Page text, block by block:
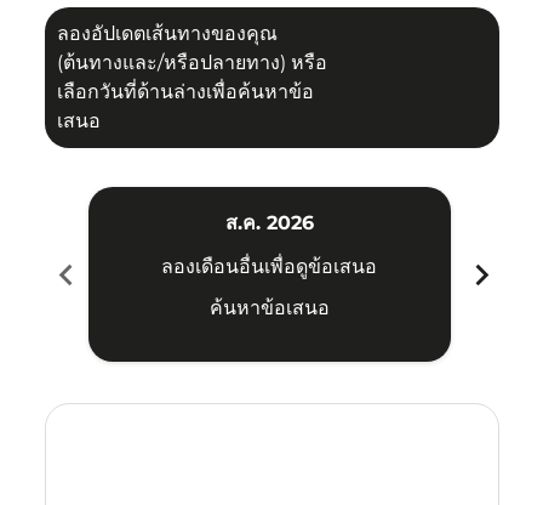
ลองอัปเดตเส้นทางของคุณ
(ต้นทางและ/หรือปลายทาง) หรือ
เลือกวันที่ด้านล่างเพื่อค้นหาข้อ
เสนอ
chevron_left
ส.ค. 2026
ลองเดือนอื่นเพื่อดูข้อเสนอ
ค้นหาข้อเสนอ
chevron_right